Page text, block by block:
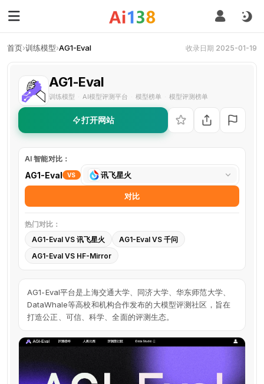
首页›训练模型›AG1-Eval 收录日期 2025-01-19
AG1-Eval
训练模型 AI模型评测平台 模型榜单 模型评测榜单
打开网站
AI 智能对比：
AG1-Eval VS
选
择
具
讯飞星火
对比
热门对比：
AG1-Eval VS 讯飞星火
AG1-Eval VS 千问
AG1-Eval VS HF-Mirror
AG1-Eval平台是上海交通大学、同济大学、华东师范大学、
DataWhale等高校和机构合作发布的大模型评测社区，旨在
打造公正、可信、科学、全面的评测生态。